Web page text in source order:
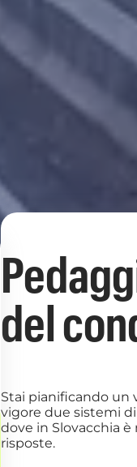
del
Stai pianificando un
vigore due sistemi
dove in Slovacchia
risposte.